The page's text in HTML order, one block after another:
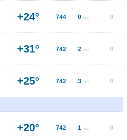
+24° 744 0 m/s 0
+31° 742 2 m/s 0
+25° 742 3 m/s 0
+20° 742 1 m/s 0